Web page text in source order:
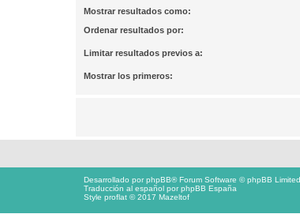
Mostrar resultados como:
Ordenar resultados por:
Limitar resultados previos a:
Mostrar los primeros:
Desarrollado porphpBB® Forum Software © phpBB Limited
Traducción al español porphpBB España
Style proflat © 2017 Mazeltof